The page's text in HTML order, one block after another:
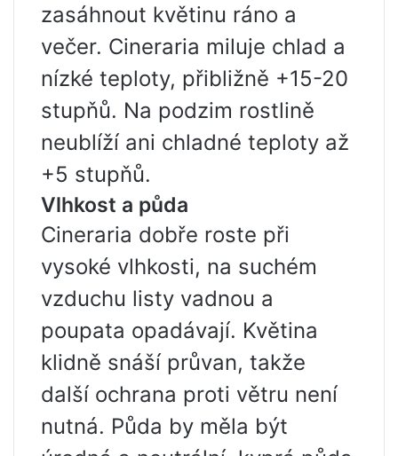
zasáhnout květinu ráno a
večer. Cineraria miluje chlad a
nízké teploty, přibližně +15-20
stupňů. Na podzim rostlině
neublíží ani chladné teploty až
+5 stupňů.
Vlhkost a půda
Cineraria dobře roste při
vysoké vlhkosti, na suchém
vzduchu listy vadnou a
poupata opadávají. Květina
klidně snáší průvan, takže
další ochrana proti větru není
nutná. Půda by měla být